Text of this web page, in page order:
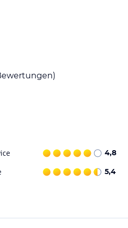
die Sonne genießen können. Die
und Radfahren.
Gewähr. Bitte lies vor der Buchung die
4,8
5,4